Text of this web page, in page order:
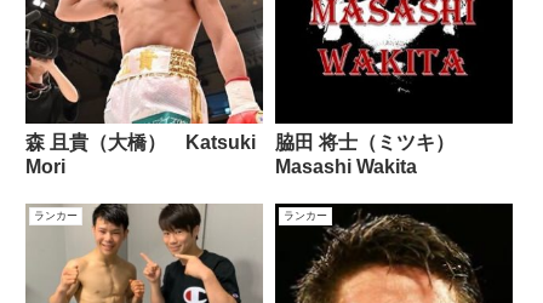
森 且貴（大橋） Katsuki
Mori
脇田 将士（ミツキ）
Masashi Wakita
ランカー ランカー